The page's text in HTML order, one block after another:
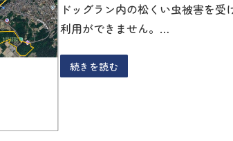
ドッグラン内の松くい虫被害を
利用ができません。…
続きを読む